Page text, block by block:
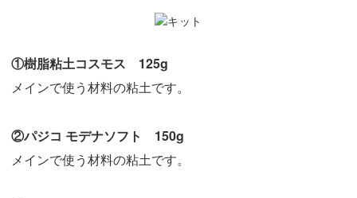
①樹脂粘土コスモス 125g
メインで使う材料の粘土です。
②パジコ モデナソフト 150g
メインで使う材料の粘土です。